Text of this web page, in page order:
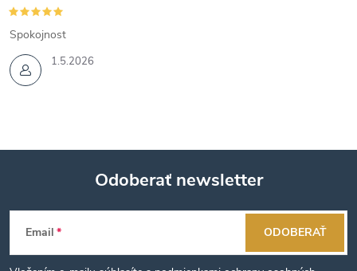
1.5.2026
Spokojnost
Z
á
Odoberať newsletter
Email ODOBERAŤ